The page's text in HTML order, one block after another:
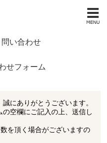
い合わせ
せフォーム
にありがとうございます。
空欄にご記入の上、送信し
を頂く場合がございますの